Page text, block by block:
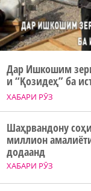
ХАБАРИ РӮЗ
Дар Ишкошим
и “Қозидеҳ” ба
ХАБАРИ РӮЗ
Шаҳрвандону
миллион
додаанд